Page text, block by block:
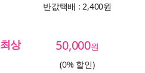
반값택배 : 2,400원
최상 50,000원
(0% 할인)